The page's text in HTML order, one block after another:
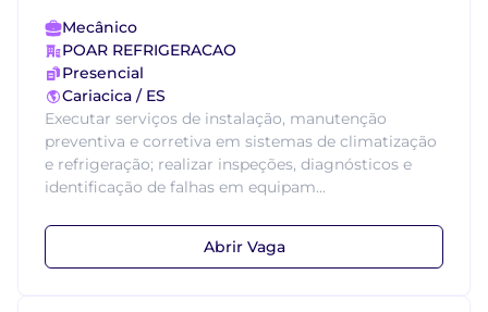
Mecânico
POAR REFRIGERACAO
Presencial
Cariacica / ES
Executar serviços de instalação, manutenção
preventiva e corretiva em sistemas de climatização
e refrigeração; realizar inspeções, diagnósticos e
identificação de falhas em equipam...
Abrir Vaga